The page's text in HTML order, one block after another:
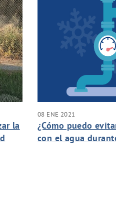
la
08 ENE 2021
¿Cómo puedo
con el agua